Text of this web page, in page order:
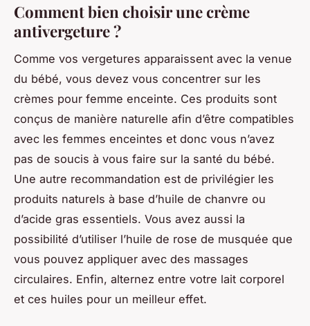
Comment bien choisir une crème
antivergeture ?
Comme vos vergetures apparaissent avec la venue
du bébé, vous devez vous concentrer sur les
crèmes pour femme enceinte. Ces produits sont
conçus de manière naturelle afin d’être compatibles
avec les femmes enceintes et donc vous n’avez
pas de soucis à vous faire sur la santé du bébé.
Une autre recommandation est de privilégier les
produits naturels à base d’huile de chanvre ou
d’acide gras essentiels. Vous avez aussi la
possibilité d’utiliser l’huile de rose de musquée que
vous pouvez appliquer avec des massages
circulaires. Enfin, alternez entre votre lait corporel
et ces huiles pour un meilleur effet.